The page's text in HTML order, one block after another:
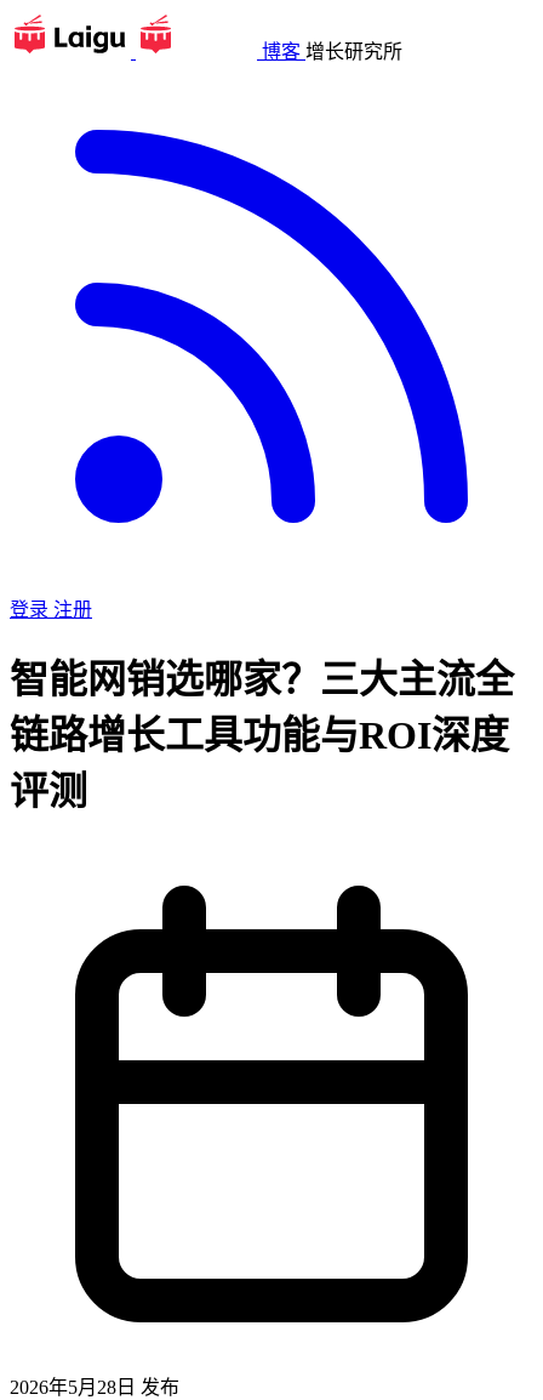
博客 增长研究所
登录 注册
智能网销选哪家？三大主流全
链路增长工具功能与ROI深度
评测
2026年5月28日 发布